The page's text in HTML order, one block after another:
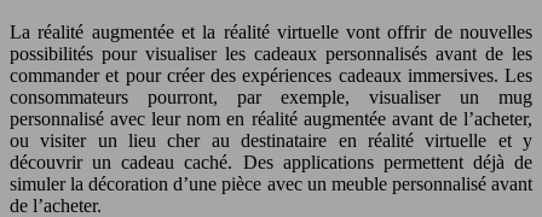
La réalité augmentée et la réalité virtuelle vont offrir de nouvelles
possibilités pour visualiser les cadeaux personnalisés avant de les
commander et pour créer des expériences cadeaux immersives. Les
consommateurs pourront, par exemple, visualiser un mug
personnalisé avec leur nom en réalité augmentée avant de l’acheter,
ou visiter un lieu cher au destinataire en réalité virtuelle et y
découvrir un cadeau caché. Des applications permettent déjà de
simuler la décoration d’une pièce avec un meuble personnalisé avant
de l’acheter.